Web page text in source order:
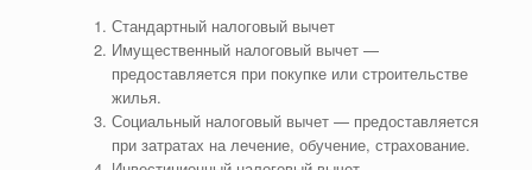
Стандартный налоговый вычет
Имущественный налоговый вычет —
предоставляется при покупке или строительстве
жилья.
Социальный налоговый вычет — предоставляется
при затратах на лечение, обучение, страхование.